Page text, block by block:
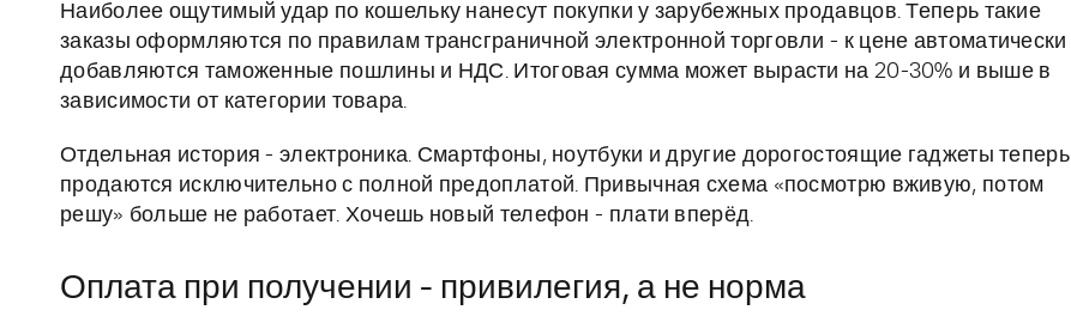
Наиболее ощутимый удар по кошельку нанесут покупки у зарубежных продавцов. Теперь такие
заказы оформляются по правилам трансграничной электронной торговли - к цене автоматически
добавляются таможенные пошлины и НДС. Итоговая сумма может вырасти на 20-30% и выше в
зависимости от категории товара.
Отдельная история - электроника. Смартфоны, ноутбуки и другие дорогостоящие гаджеты теперь
продаются исключительно с полной предоплатой. Привычная схема «посмотрю вживую, потом
решу» больше не работает. Хочешь новый телефон - плати вперёд.
Оплата при получении - привилегия, а не норма